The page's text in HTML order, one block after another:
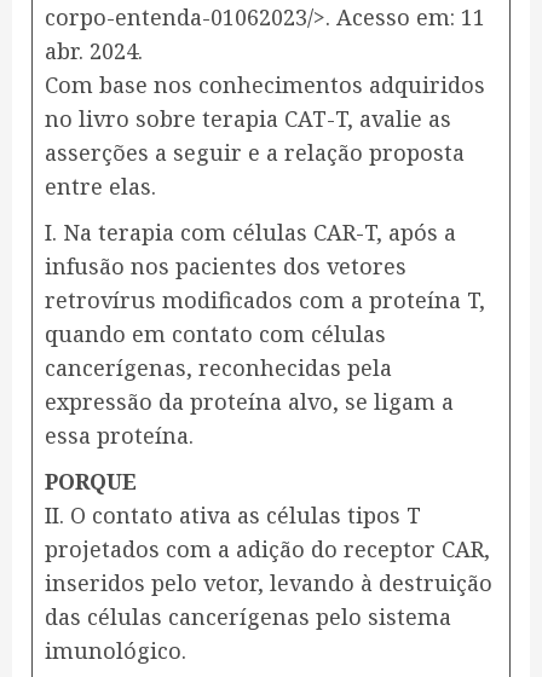
corpo-entenda-01062023/>. Acesso em: 11
abr. 2024.
Com base nos conhecimentos adquiridos
no livro sobre terapia CAT-T, avalie as
asserções a seguir e a relação proposta
entre elas.
I. Na terapia com células CAR-T, após a
infusão nos pacientes dos vetores
retrovírus modificados com a proteína T,
quando em contato com células
cancerígenas, reconhecidas pela
expressão da proteína alvo, se ligam a
essa proteína.
PORQUE
II. O contato ativa as células tipos T
projetados com a adição do receptor CAR,
inseridos pelo vetor, levando à destruição
das células cancerígenas pelo sistema
imunológico.